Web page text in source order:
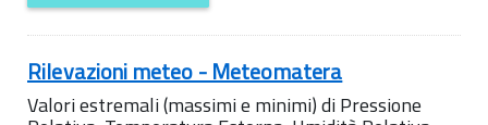
Rilevazioni meteo - Meteomatera
Valori estremali (massimi e minimi) di Pressione